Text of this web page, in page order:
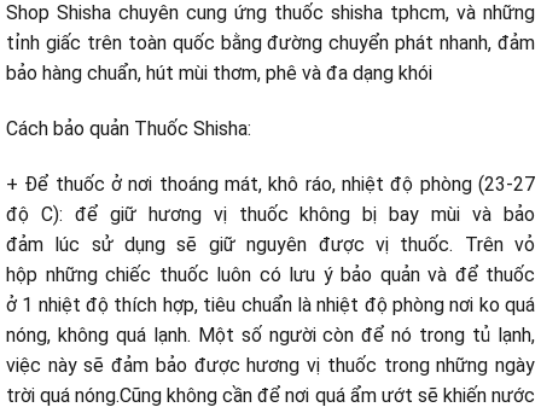
Shop Shisha chuyên cung ứng thuốc shisha tphcm, và những
tỉnh giấc trên toàn quốc bằng đường chuyển phát nhanh,đảm
bảo hàng chuẩn, hút mùi thơm, phê và đa dạng khói
Cách bảo quản Thuốc Shisha:
+ Để thuốc ở nơi thoáng mát, khô ráo, nhiệt độ phòng (23-27
độ C): để giữ hương vị thuốc không bị bay mùi và bảo
đảm lúc sử dụng sẽ giữ nguyên được vị thuốc. Trên vỏ
hộp những chiếc thuốc luôn có lưu ý bảo quản và để thuốc
ở 1 nhiệt độ thích hợp, tiêu chuẩn là nhiệt độ phòng nơi ko quá
nóng, không quá lạnh. Một số người còn để nó trong tủ lạnh,
việc này sẽ đảm bảo được hương vị thuốc trong những ngày
trời quá nóng.Cũng không cần để nơi quá ẩm ướt sẽ khiến nước